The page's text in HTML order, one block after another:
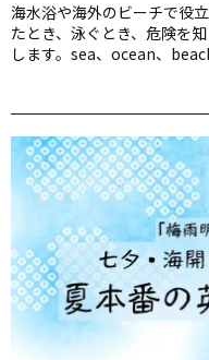
海水浴や海外のビーチで役
たとき、泳ぐとき、危険を
します。sea、ocean、